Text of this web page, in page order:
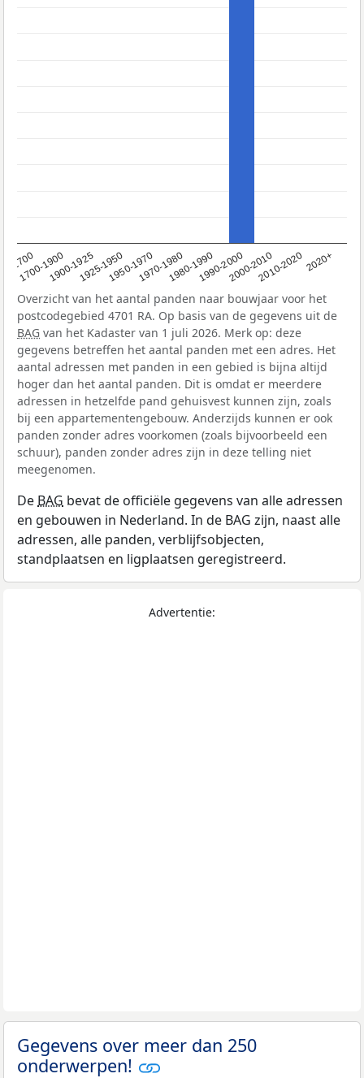
<1700
1700-19001900-19251925-19501950-19701970-19801980-19901990-20002000-20102010-20202020+
Overzicht van het aantal panden naar bouwjaar voor het
postcodegebied 4701 RA. Op basis van de gegevens uit de
BAG van het Kadaster van 1 juli 2026. Merk op: deze
gegevens betreffen het aantal panden met een adres. Het
aantal adressen met panden in een gebied is bijna altijd
hoger dan het aantal panden. Dit is omdat er meerdere
adressen in hetzelfde pand gehuisvest kunnen zijn, zoals
bij een appartementengebouw. Anderzijds kunnen er ook
panden zonder adres voorkomen (zoals bijvoorbeeld een
schuur), panden zonder adres zijn in deze telling niet
meegenomen.
De BAG bevat de officiële gegevens van alle adressen
en gebouwen in Nederland. In de BAG zijn, naast alle
adressen, alle panden, verblijfsobjecten,
standplaatsen en ligplaatsen geregistreerd.
Advertentie:
Gegevens over meer dan 250
onderwerpen!